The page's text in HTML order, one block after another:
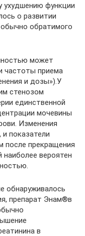
функции
о развитии
обратимого
может
частоты приема
и дозы»).У
стенозом
единственной
мочевины
Изменения
показатели
после прекращения
наиболее вероятен
обнаруживалось
препарат Энам®в
в